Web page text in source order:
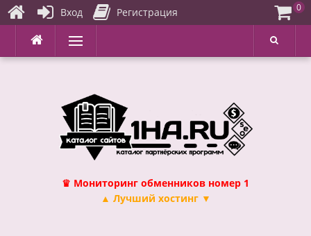
Перейти
содержимому
Меню
♛ Мониторинг обменников номер 1
▲ Лучший хостинг ▼
Вход Регистрация 0